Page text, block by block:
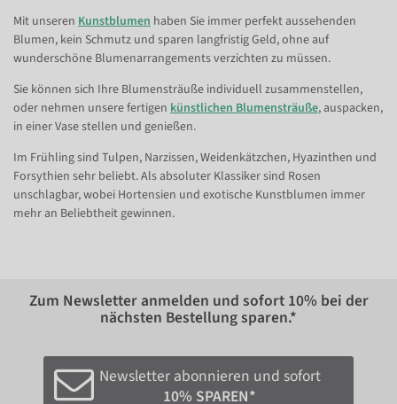
Mit unseren Kunstblumen haben Sie immer perfekt aussehenden
Blumen, kein Schmutz und sparen langfristig Geld, ohne auf
wunderschöne Blumenarrangements verzichten zu müssen.
Sie können sich Ihre Blumensträuße individuell zusammenstellen,
oder nehmen unsere fertigen künstlichen Blumensträuße, auspacken,
in einer Vase stellen und genießen.
Im Frühling sind Tulpen, Narzissen, Weidenkätzchen, Hyazinthen und
Forsythien sehr beliebt. Als absoluter Klassiker sind Rosen
unschlagbar, wobei Hortensien und exotische Kunstblumen immer
mehr an Beliebtheit gewinnen.
Zum Newsletter anmelden und sofort 10% bei der
nächsten Bestellung sparen.*
Newsletter abonnieren und sofort
10% SPAREN*